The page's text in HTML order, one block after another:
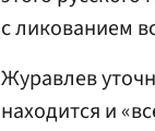
с ликованием
Журавлев
находится и